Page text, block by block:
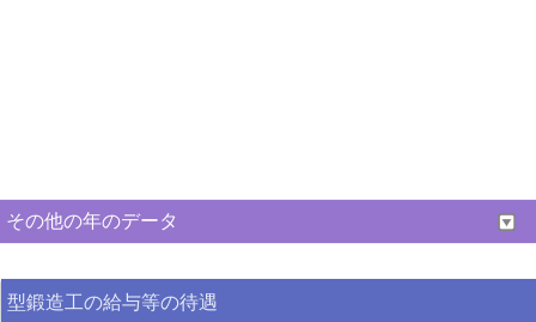
その他の年のデータ
型鍛造工の給与等の待遇